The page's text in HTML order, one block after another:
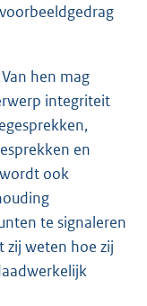
hen mag
integriteit
en
ook
te signaleren
zij weten hoe zij